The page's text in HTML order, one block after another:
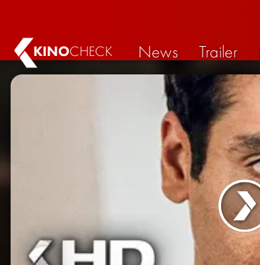
KINOCHECK News Trailer